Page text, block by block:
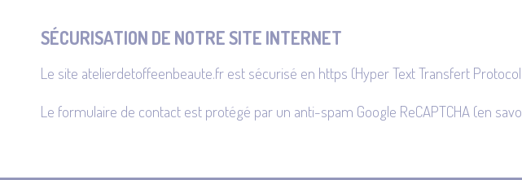
SÉCURISATION DE NOTRE SITE INTERNET
Le site atelierdetoffeenbeaute.fr est sécurisé en https (Hyper Text Transfert
Le formulaire de contact est protégé par un anti-spam Google ReCAPTCHA (en